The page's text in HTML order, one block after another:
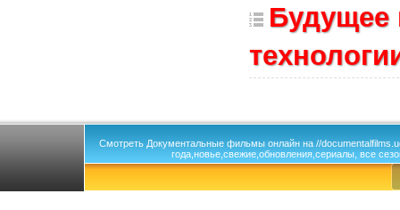
Будущее
Смотреть Документальные фильмы онлайн на //
года,новье,свежие,обновления,сериалы, все